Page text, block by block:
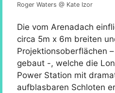
Roger Waters @ Kate Izor
Die vom Arenadach
circa 5m x 6m breiten
Projektionsoberflächen
gebaut -, welche die
Power Station mit
aufblasbaren Schloten